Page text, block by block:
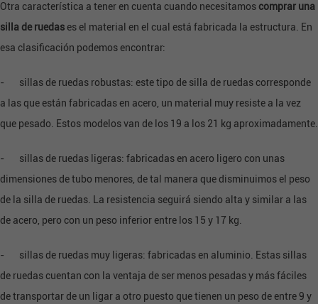
Otra característica a tener en cuenta cuando necesitamoscomprar una
silla de ruedas es el material en el cual está fabricada la estructura. En
esa clasificación podemos encontrar:
- sillas de ruedas robustas: este tipo de silla de ruedas corresponde
a las que están fabricadas en acero, un material muy resiste a la vez
que pesado. Estos modelos van de los 19 a los 21 kg aproximadamente.
- sillas de ruedas ligeras: fabricadas en acero ligero con unas
dimensiones de tubo menores, de tal manera que disminuimos el peso
de la silla de ruedas. La resistencia seguirá siendo alta y similar a las
de acero, pero con un peso inferior entre los 15 y 17 kg.
- sillas de ruedas muy ligeras: fabricadas en aluminio. Estas sillas
de ruedas cuentan con la ventaja de ser menos pesadas y más fáciles
de transportar de un ligar a otro puesto que tienen un peso de entre 9 y